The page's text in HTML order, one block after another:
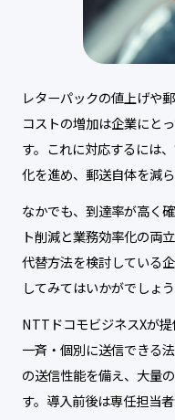
レターパックの値上げや
コストの増加は企業にと
す。これに対応するには
化を進め、郵送自体を減
なかでも、到達率が高く
ト削減と業務効率化の両
代替方法を検討している
してみてはいかがでしょう
NTTドコモビジネスXが
一斉・個別に送信できる
の送信性能を備え、大量
す。導入前後は専任担当